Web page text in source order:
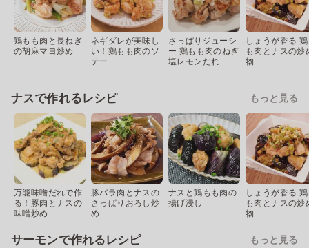
鶏もも肉と長ねぎ
の胡麻マヨ炒め
ネギダレが美味し
い！鶏もも肉のソ
テー
さっぱりジューシ
ー 鶏もも肉のねぎ
塩レモンだれ
しょうが香る
も肉とナスの炒
物
ナスで作れるレシピ もっと見る
万能味噌だれで作
る！豚肉とナスの
味噌炒め
豚バラ肉とナスの
さっぱりおろし炒
め
ナスと鶏もも肉の
揚げ浸し
しょうが香る
も肉とナスの炒
物
サーモンで作れるレシピ もっと見る